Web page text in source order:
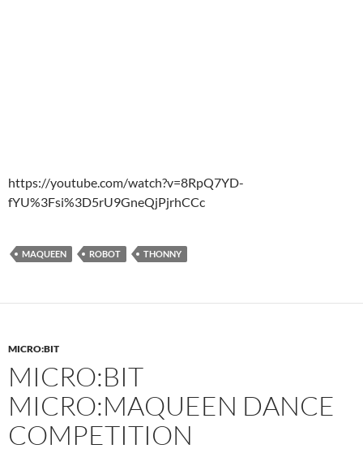
https://youtube.com/watch?v=8RpQ7YD-
fYU%3Fsi%3D5rU9GneQjPjrhCCc
MAQUEEN ROBOT THONNY
MICRO:BIT
MICRO:BIT
MICRO:MAQUEEN DANCE
COMPETITION